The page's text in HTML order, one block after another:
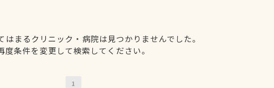
はまるクリニック・病院は見つかりませんでした。
度条件を変更して検索してください。
1